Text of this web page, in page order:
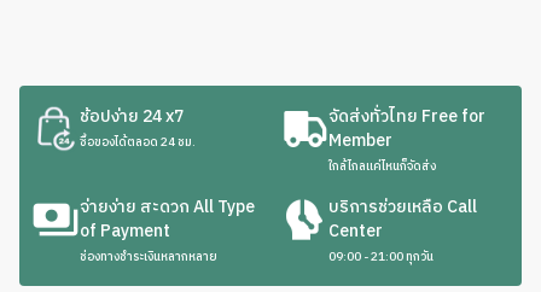
ช้อปง่าย 24 x7
ซื้อของได้ตลอด 24 ชม.
จัดส่งทั่วไทย Free for
Member
ใกล้ไกลแค่ไหนก็จัดส่ง
จ่ายง่าย สะดวก All Type
of Payment
ช่องทางชำระเงินหลากหลาย
บริการช่วยเหลือ Call
Center
09:00 - 21:00 ทุกวัน